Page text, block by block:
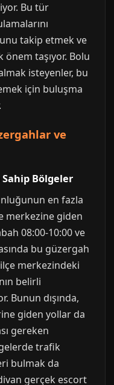
Bu tür
takip etmek ve
taşıyor. Bolu
isteyenler, bu
için buluşma
ve
Bölgeler
en fazla
merkezine giden
08:00-10:00 ve
bu güzergah
ilçe merkezindeki
belirli
Bunun dışında,
giden yollar da
gereken
trafik
bulmak da
gerçek escort